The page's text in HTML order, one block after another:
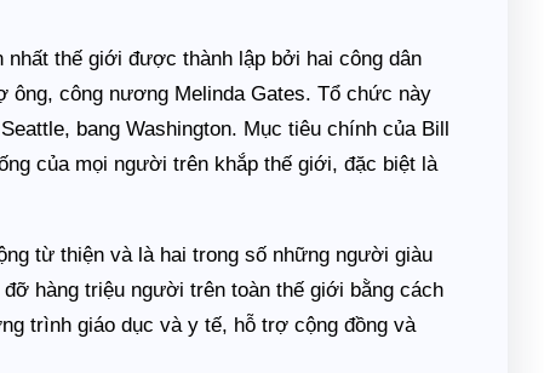
thế giới được thành lập bởi hai công dân
ông, công nương Melinda Gates. Tổ chức này
bang Washington. Mục tiêu chính của Bill
của mọi người trên khắp thế giới, đặc biệt là
từ thiện và là hai trong số những người giàu
hàng triệu người trên toàn thế giới bằng cách
trình giáo dục và y tế, hỗ trợ cộng đồng và